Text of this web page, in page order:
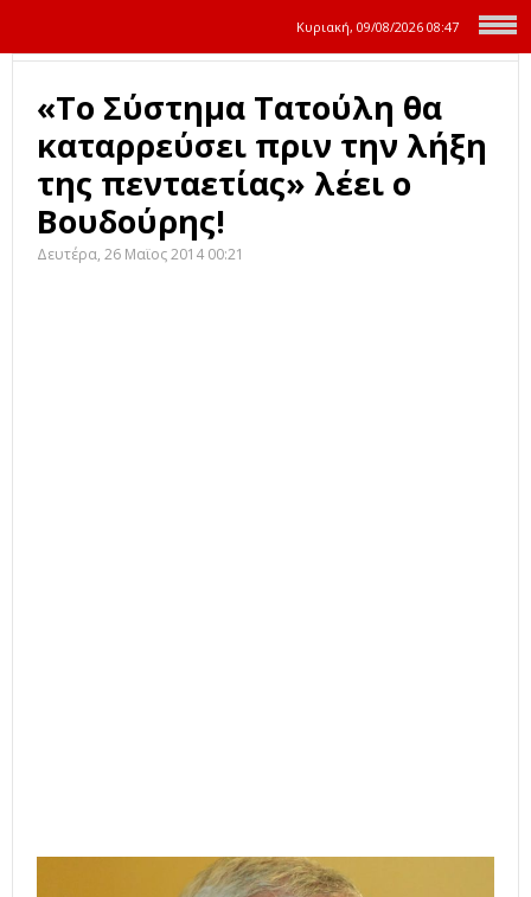
Κυριακή, 09/08/2026 08:47
«Το Σύστημα Τατούλη θα
καταρρεύσει πριν την λήξη
της πενταετίας» λέει ο
Βουδούρης!
Δευτέρα, 26 Μαϊος 2014 00:21